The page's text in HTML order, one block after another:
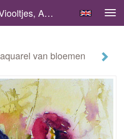
Rita Tielemans - Wilde Viooltjes, Aquarel Van Bloemen
van bloemen